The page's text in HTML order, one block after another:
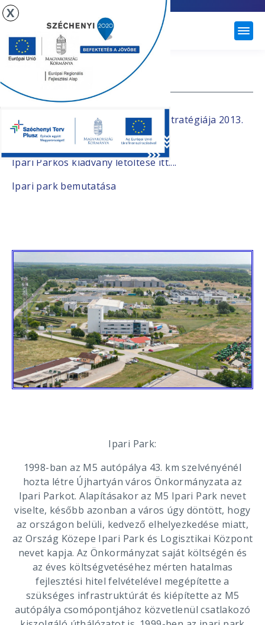
ÚJHARTYÁN
IPARI PARK
Újhartyán Ipari park Befektetési stratégiája 2013.
letöltése itt...
Ipari Parkos kiadvány letöltése itt....
Ipari park bemutatása
Ipari Park:
1998-ban az M5 autópálya 43. km szelvényénél
hozta létre Újhartyán város Önkormányzata az
Ipari Parkot. Alapításakor az M5 Ipari Park nevet
viselte, később azonban a város úgy döntött, hogy
az országon belüli, kedvező elhelyezkedése miatt,
az Ország Közepe Ipari Park és Logisztikai Központ
nevet kapja. Az Önkormányzat saját költségén és
az éves költségvetéséhez mérten hatalmas
fejlesztési hitel felvételével megépítette a
szükséges infrastruktúrát és kiépítette az M5
autópálya csomópontjához közvetlenül csatlakozó
X